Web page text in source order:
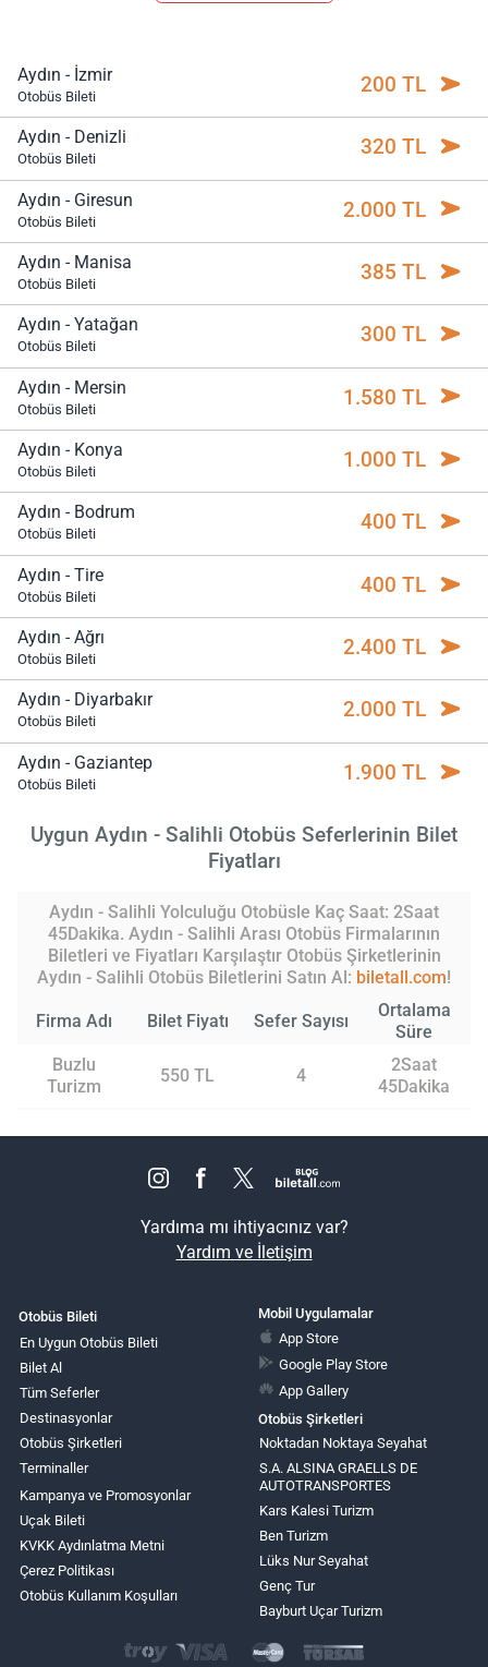
Aydın - İzmir
Otobüs Bileti 200 TL
Aydın - Denizli
Otobüs Bileti 320 TL
Aydın - Giresun
Otobüs Bileti 2.000 TL
Aydın - Manisa
Otobüs Bileti 385 TL
Aydın - Yatağan
Otobüs Bileti 300 TL
Aydın - Mersin
Otobüs Bileti 1.580 TL
Aydın - Konya
Otobüs Bileti 1.000 TL
Aydın - Bodrum
Otobüs Bileti 400 TL
Aydın - Tire
Otobüs Bileti 400 TL
Aydın - Ağrı
Otobüs Bileti 2.400 TL
Aydın - Diyarbakır
Otobüs Bileti 2.000 TL
Aydın - Gaziantep
Otobüs Bileti 1.900 TL
Uygun Aydın - Salihli Otobüs Seferlerinin Bilet
Fiyatları
Aydın - Salihli Yolculuğu Otobüsle Kaç Saat: 2Saat
45Dakika. Aydın - Salihli Arası Otobüs Firmalarının
Biletleri ve Fiyatları Karşılaştır Otobüs Şirketlerinin
Aydın - Salihli Otobüs Biletlerini Satın Al: biletall.com!
Firma Adı Bilet Fiyatı Sefer Sayısı
Ortalama
Süre
Buzlu
Turizm
550 TL 4
2Saat
45Dakika
Yardıma mı ihtiyacınız var?
Yardım ve İletişim
Otobüs Bileti
En Uygun Otobüs Bileti
Bilet Al
Tüm Seferler
Destinasyonlar
Otobüs Şirketleri
Terminaller
Kampanya ve Promosyonlar
Uçak Bileti
KVKK Aydınlatma Metni
Çerez Politikası
Otobüs Kullanım Koşulları
Mobil Uygulamalar
App Store
Google Play Store
App Gallery
Otobüs Şirketleri
Noktadan Noktaya Seyahat
S.A. ALSINA GRAELLS DE
AUTOTRANSPORTES
Kars Kalesi Turizm
Ben Turizm
Lüks Nur Seyahat
Genç Tur
Bayburt Uçar Turizm